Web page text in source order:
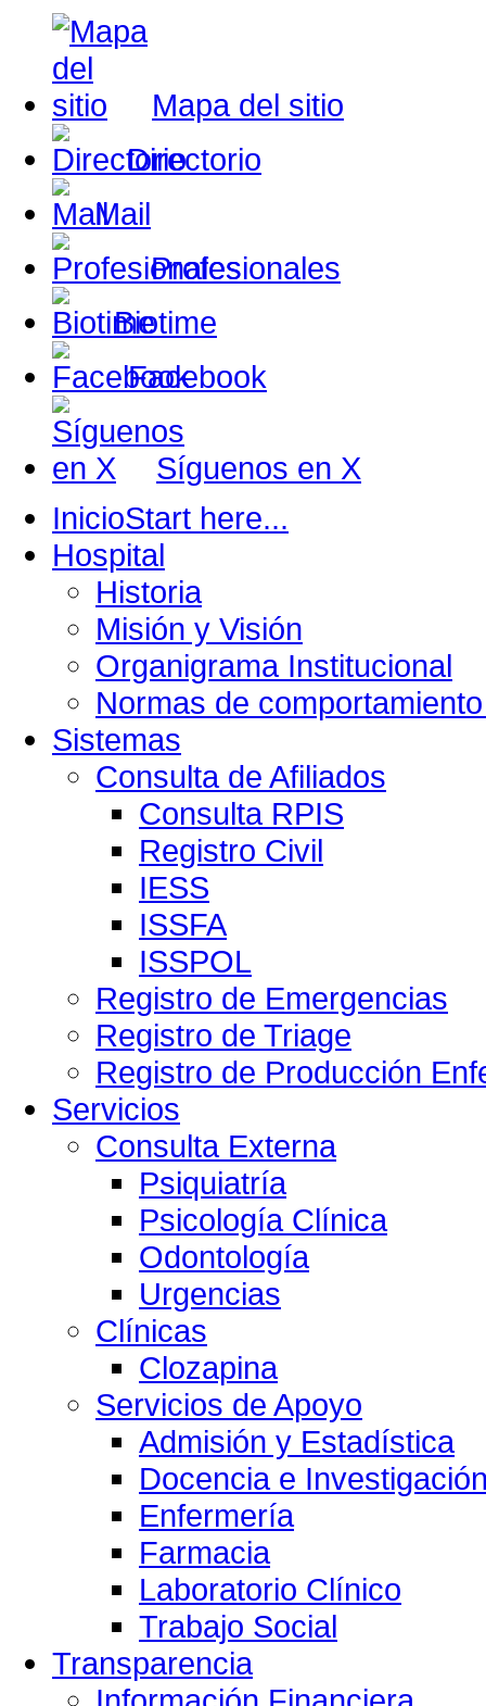
Mapa del sitio
Directorio
Mail
Profesionales
Biotime
Facebook
Síguenos en X
InicioStart here...
Hospital
Historia
Misión y Visión
Organigrama Institucional
Normas de
Sistemas
Consulta de Afiliados
Consulta RPIS
Registro Civil
IESS
ISSFA
ISSPOL
Registro de Emergencias
Registro de Triage
Registro de Producción
Servicios
Consulta Externa
Psiquiatría
Psicología Clínica
Odontología
Urgencias
Clínicas
Clozapina
Servicios de Apoyo
Admisión y Estadística
Docencia e
Enfermería
Farmacia
Laboratorio Clínico
Trabajo Social
Transparencia